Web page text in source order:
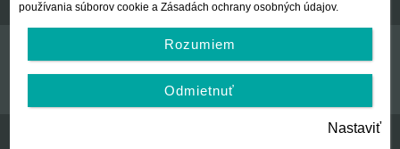
Kontakt
Všeobecné podmienky
používania súborov cookie a Zásadách ochrany osobných údajov.
Rozumiem
Odmietnuť
Nastaviť